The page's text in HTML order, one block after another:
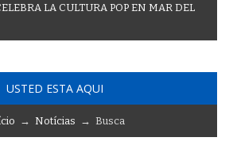
ELEBRA LA CULTURA POP EN MAR DEL
USTED ESTA AQUI
→ Notícias → Busca